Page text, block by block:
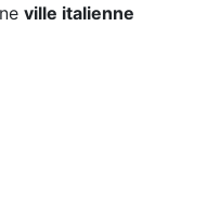
ville italienne